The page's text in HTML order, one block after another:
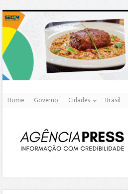
Home Governo Cidades Brasil